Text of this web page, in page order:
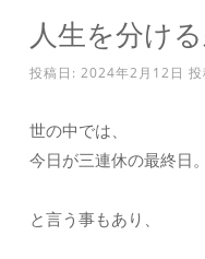
人生を分け
投稿日: 2024年2月12日
世の中では、
今日が三連休の最終日。
と言う事もあり、